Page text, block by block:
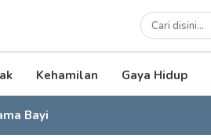
Mami Milenial
Kehamilan Gaya Hidup
Bayi